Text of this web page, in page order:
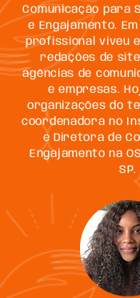
Comunicação para
e Engajamento.
profissional viveu
redações de
agências de
e empresas.
organizações do
coordenadora no
e Diretora de
Engajamento na
SP.